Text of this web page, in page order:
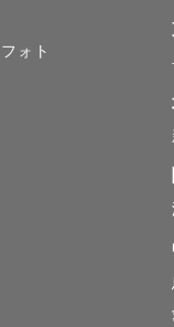
《撮影地につ
香川を中心に
その他地域も
※交通費が
合がございま
ォト